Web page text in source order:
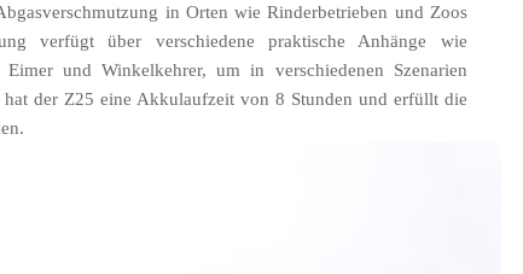
in Orten wie Rinderbetrieben und Zoos
verfügt über verschiedene praktische Anhänge wie
und Winkelkehrer, um in verschiedenen Szenarien
der Z25 eine Akkulaufzeit von 8 Stunden und erfüllt die